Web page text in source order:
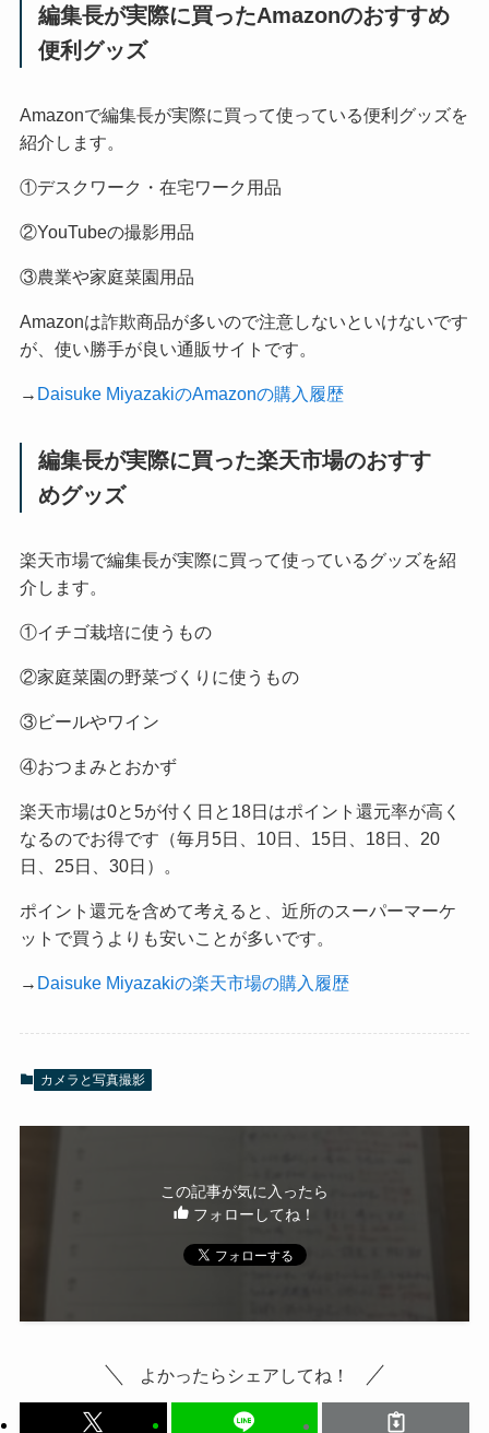
編集長が実際に買ったAmazonのおすすめ
便利グッズ
Amazonで編集長が実際に買って使っている便利グッズを
紹介します。
①デスクワーク・在宅ワーク用品
②YouTubeの撮影用品
③農業や家庭菜園用品
Amazonは詐欺商品が多いので注意しないといけないです
が、使い勝手が良い通販サイトです。
→ Daisuke MiyazakiのAmazonの購入履歴
編集長が実際に買った楽天市場のおすす
めグッズ
楽天市場で編集長が実際に買って使っているグッズを紹
介します。
①イチゴ栽培に使うもの
②家庭菜園の野菜づくりに使うもの
③ビールやワイン
④おつまみとおかず
楽天市場は0と5が付く日と18日はポイント還元率が高く
なるのでお得です（毎月5日、10日、15日、18日、20
日、25日、30日）。
ポイント還元を含めて考えると、近所のスーパーマーケ
ットで買うよりも安いことが多いです。
→ Daisuke Miyazakiの楽天市場の購入履歴
カメラと写真撮影
この記事が気に入ったら
フォローしてね！
よかったらシェアしてね！